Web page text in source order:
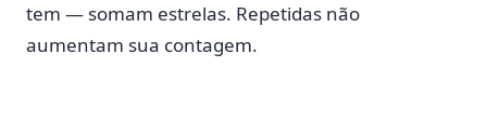
tem — somam estrelas. Repetidas não
aumentam sua contagem.